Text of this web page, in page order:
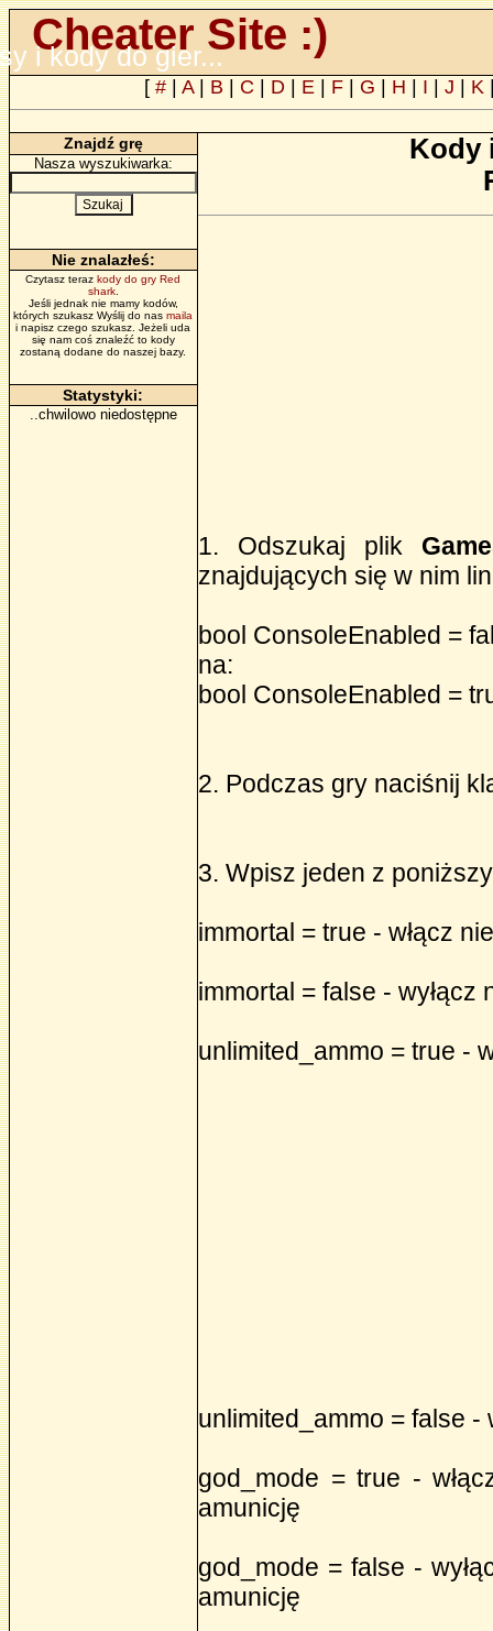
Cheater Site :)
i kody do gier...
[ # A| B C D E F G H I J K
Znajdź grę
Nasza wyszukiwarka:
Nie znalazłeś:
Czytasz terazkody do gry Red
shark
Jeśli jednak nie mamy kodów,
których szukasz Wyślij do nasmaila
i napisz czego szukasz. Jeżeli uda
się nam coś znaleźć to kody
zostaną dodane do naszej bazy.
Statystyki:
..chwilowo niedostępne
Kody
1. Odszukaj plik
znajdujących się w nim
bool ConsoleEnabled =
na:
bool ConsoleEnabled =
2. Podczas gry naciśnij
3. Wpisz jeden z
immortal = true - włącz
immortal = false - wyłącz
unlimited_ammo = true -
unlimited_ammo = false -
god_mode = true -
amunicję
god_mode = false -
amunicję